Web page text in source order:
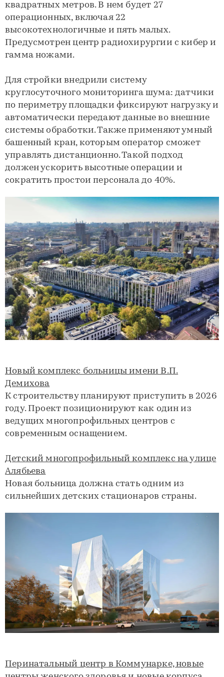
квадратных метров. В нем будет 27
операционных, включая 22
высокотехнологичные и пять малых.
Предусмотрен центр радиохирургии с кибер и
гамма ножами.
Для стройки внедрили систему
круглосуточного мониторинга шума: датчики
по периметру площадки фиксируют нагрузку и
автоматически передают данные во внешние
системы обработки. Также применяют умный
башенный кран, которым оператор сможет
управлять дистанционно. Такой подход
должен ускорить высотные операции и
сократить простои персонала до 40%.
Новый комплекс больницы имени В.П.
Демихова
К строительству планируют приступить в 2026
году. Проект позиционируют как один из
ведущих многопрофильных центров с
современным оснащением.
Детский многопрофильный комплекс на улице
Алябьева
Новая больница должна стать одним из
сильнейших детских стационаров страны.
Перинатальный центр в Коммунарке, новые